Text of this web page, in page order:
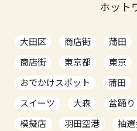
ホット
大田区 商店街 蒲田
商店街
東京都 東京
おでかけスポット
蒲田
スイーツ
大森 盆踊り
模擬店
羽田空港 抽選